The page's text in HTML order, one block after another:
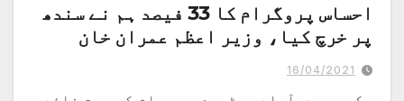
احساس پروگرام کا 33 فیصد ہم نے سندھ
پر خرچ کیا، وزیر اعظم عمران خان
16/04/2021